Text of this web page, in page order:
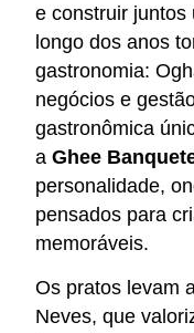
e construir juntos
longo dos anos
gastronomia:
negócios e
gastronômica
a Ghee
personalidade,
pensados para
memoráveis.
Os pratos levam
Neves, que